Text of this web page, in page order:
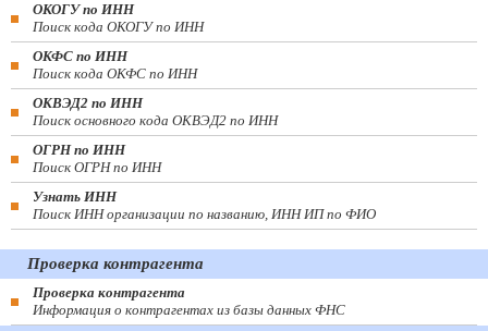
ОКОГУ по ИНН
Поиск кода ОКОГУ по ИНН
ОКФС по ИНН
Поиск кода ОКФС по ИНН
ОКВЭД2 по ИНН
Поиск основного кода ОКВЭД2 по ИНН
ОГРН по ИНН
Поиск ОГРН по ИНН
Узнать ИНН
Поиск ИНН организации по названию, ИНН ИП по ФИО
Проверка контрагента
Проверка контрагента
Информация о контрагентах из базы данных ФНС